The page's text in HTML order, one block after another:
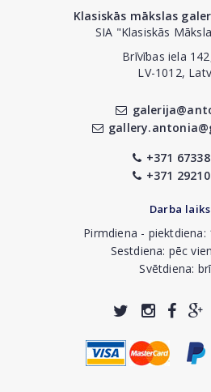
Klasiskās mākslas
SIA "Klasiskās
Brīvības iela
LV-1012,
+371
+371
Darba
Pirmdiena - piektdiena:
Sestdiena: pēc
Svētdiena: